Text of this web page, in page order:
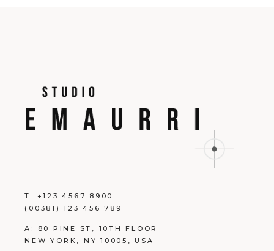
T: +123 4567 8900
(00381) 123 456 789
A:
80 PINE ST, 10TH FLOOR
NEW YORK, NY 10005, USA